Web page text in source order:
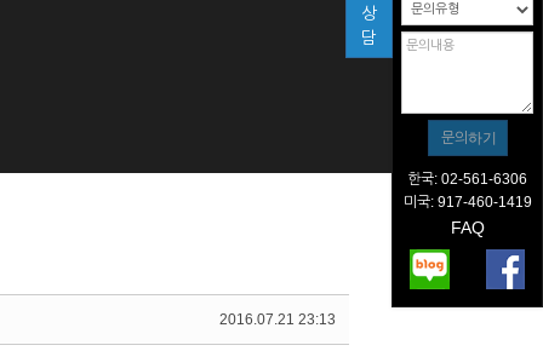
2016.07.21 23:13
상
담
한국: 02-561-6306
미국: 917-460-1419
FAQ